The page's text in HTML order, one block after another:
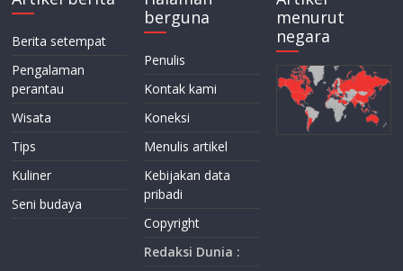
Berita setempat
Pengalaman
perantau
Wisata
Tips
Kuliner
Seni budaya
berguna
Penulis
Kontak kami
Koneksi
Menulis artikel
Kebijakan data
pribadi
Copyright
Redaksi Dunia :
menurut
negara